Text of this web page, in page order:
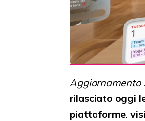
Aggiornamento
rilasciato oggi
piattaforme.